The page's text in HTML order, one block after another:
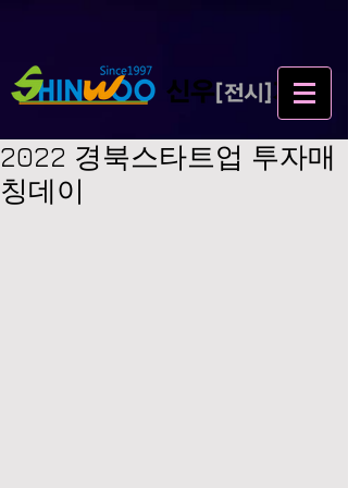
2022 경북스타트업 투자매
칭데이